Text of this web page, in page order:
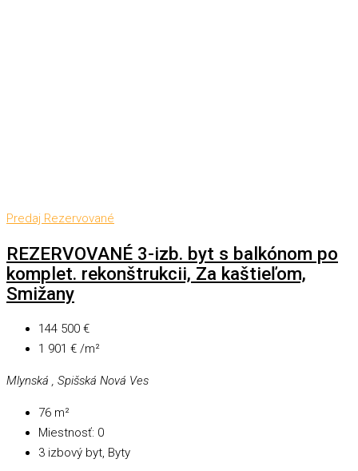
Predaj Rezervované
REZERVOVANÉ 3-izb. byt s balkónom po
komplet. rekonštrukcii, Za kaštieľom,
Smižany
144 500 €
1 901 € /m²
Mlynská , Spišská Nová Ves
76 m²
Miestnosť: 0
3 izbový byt, Byty